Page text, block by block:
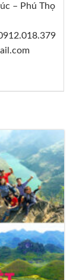
– Phú Thọ